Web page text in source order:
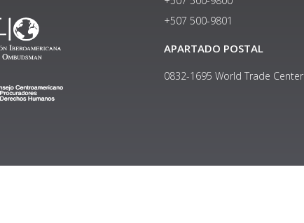
+507 500-9801​
APARTADO POSTAL
0832-1695 World Trade Center